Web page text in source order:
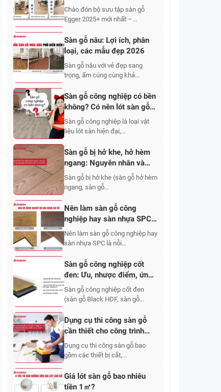
sức khỏe và thân thiện với
con người
Chào đón bộ sưu tập sàn gỗ
Egger 2025+ mới nhất –...
Sàn gỗ nâu: Lợi ích, phân
loại, các mẫu đẹp 2026
Sàn gỗ nâu với vẻ đẹp sang
trọng, ấm cúng cùng khả...
Sàn gỗ công nghiệp có bền
không? Có nên lót sàn gỗ
công nghiệp?
Sàn gỗ công nghiệp là loại vật
liệu lót sàn hiện đại,...
Sàn gỗ bị hở khe, hở hèm
ngang: Nguyên nhân và
cách khắc phục hiệu quả
nhất 2026
Sàn gỗ bị hở khe (sàn gỗ hở hèm
ngang, sàn gỗ...
Nên làm sàn gỗ công
nghiệp hay sàn nhựa SPC?
Ưu nhược điểm từng loại
Nên làm sàn gỗ công nghiệp hay
sàn nhựa SPC là nỗi...
Sàn gỗ công nghiệp cốt
đen: Ưu, nhược điểm, ứng
dụng, báo giá 2026
Sàn gỗ công nghiệp cốt đen
(sàn gỗ Black HDF, sàn gỗ...
Dụng cụ thi công sàn gỗ
cần thiết cho công trình
bền đẹp
Dụng cụ thi công sàn gỗ bao
gồm các thiết bị cắt,...
Giá lót sàn gỗ bao nhiêu
tiền 1㎡?